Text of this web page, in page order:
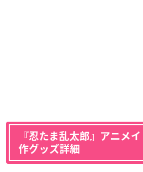
『忍たま乱太郎』アニメ
作グッズ詳細